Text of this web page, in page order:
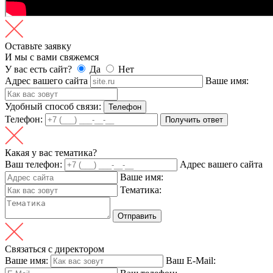
Оставьте заявку
И мы с вами свяжемся
У вас есть сайт?
Да
Нет
Адрес вашего сайта
Ваше имя:
Удобный способ связи: Телефон
Телефон: Получить ответ
Какая у вас тематика?
Ваш телефон:
Адрес вашего сайта
Ваше имя:
Тематика:
Отправить
Связаться с директором
Ваше имя:
Ваш E-Mail: